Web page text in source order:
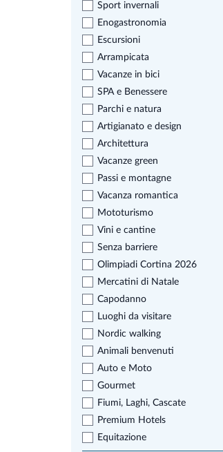
Sport invernali
Enogastronomia
Escursioni
Arrampicata
Vacanze in bici
SPA e Benessere
Parchi e natura
Artigianato e design
Architettura
Vacanze green
Passi e montagne
Vacanza romantica
Mototurismo
Vini e cantine
Senza barriere
Olimpiadi Cortina 2026
Mercatini di Natale
Capodanno
Luoghi da visitare
Nordic walking
Animali benvenuti
Auto e Moto
Gourmet
Fiumi, Laghi, Cascate
Premium Hotels
Equitazione